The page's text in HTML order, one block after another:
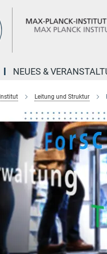
NEUES &
Institut Leitung und Struktur